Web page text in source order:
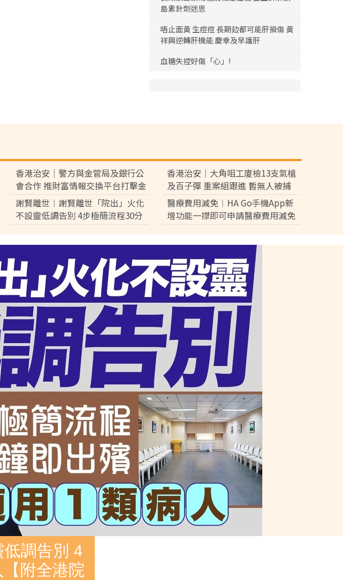
島素針劑迷思
唔止面黃 生痘痘 長期攰都可能肝損傷 黃
祥興逆轉肝機能 慶幸及早護肝
血糖失控好傷「心」!
香港治安｜警方與金管局及銀行公
會合作 推財富情報交換平台打擊金
融罪案
香港治安｜大角咀工廈檢13支氣槍
及百子彈 重案組跟進 暫無人被捕
謝賢離世︱謝賢離世「院出」火化
不設靈低調告別 4步極簡流程30分
鐘即出殯 只適用1類病人【附全港
醫療費用減免︱HA Go手機App新
增功能一㩒即可申請醫療費用減免
3分鐘完成預約免排隊【附申請條
調告別 4
附全港院